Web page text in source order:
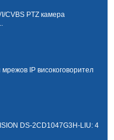
CVBS PTZ камера
IP високоговорител
DS-2CD1047G3H-LIU: 4